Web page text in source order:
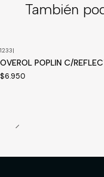
También
1233|
OVEROL POPLIN C/
$6.950